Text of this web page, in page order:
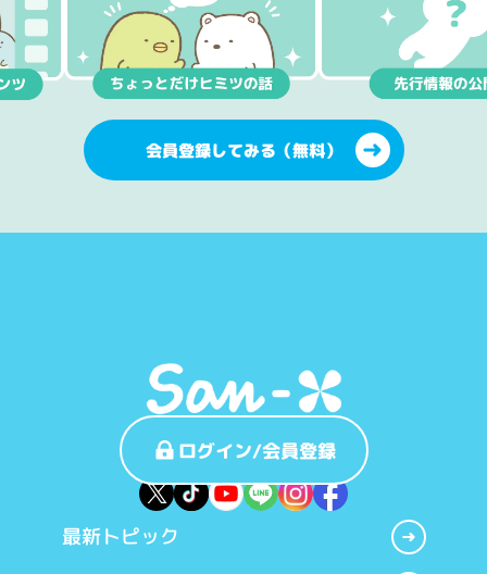
会員登録してみる（無料）
ログイン/会員登録
最新トピック